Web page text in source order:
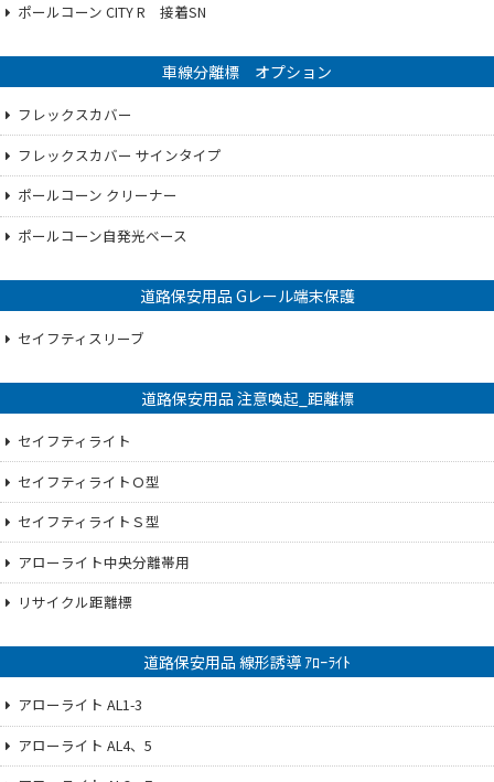
ポールコーン CITY R 接着SN
車線分離標 オプション
フレックスカバー
フレックスカバー サインタイプ
ポールコーン クリーナー
ポールコーン自発光ベース
道路保安用品 Gレール端末保護
セイフティスリーブ
道路保安用品 注意喚起_距離標
セイフティライト
セイフティライトＯ型
セイフティライトＳ型
アローライト中央分離帯用
リサイクル距離標
道路保安用品 線形誘導 ｱﾛｰﾗｲﾄ
アローライト AL1-3
アローライト AL4、5